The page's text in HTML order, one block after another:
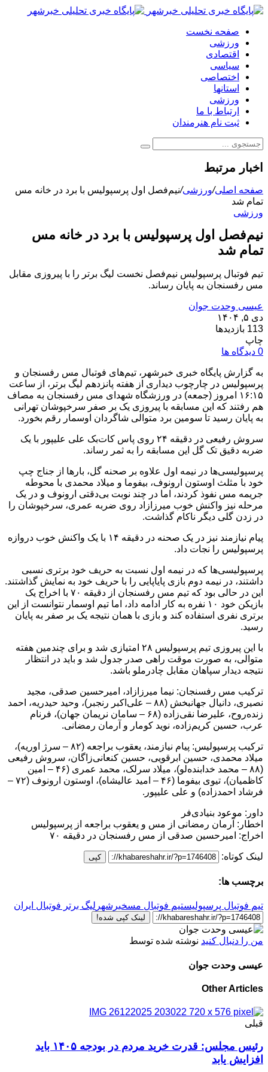
صفحه نخست
ورزشی
اقتصادی
سیاسی
اختصاصی
استانها
ورزشی
ارتباط با ما
ثبت نام هنرمندان
اخبار مرتبط
صفحه اصلی/ورزشی/نیم‌فصل اول پرسپولیس با برد در خانه مس
تمام شد
ورزشی
نیم‌فصل اول پرسپولیس با برد در خانه مس
تمام شد
تیم فوتبال پرسپولیس نیم‌فصل نخست لیگ برتر را با پیروزی مقابل
مس رفسنجان به پایان رساند.
عیسی وحدت جوان
دی ۵, ۱۴۰۴
113 بازدیدها
چاپ
0 دیدگاه ها
به گزارش پایگاه خبری خبرشهر، تیم‌های فوتبال مس رفسنجان و
پرسپولیس در چارچوب دیداری از هفته پانزدهم لیگ برتر، از ساعت
۱۶:۱۵ امروز (جمعه) در ورزشگاه شهدای مس رفسنجان به مصاف
هم رفتند که این مسابقه با پیروزی یک بر صفر سرخپوشان تهرانی
به پایان رسید تا سومین برد متوالی شاگردان اوسمار رقم بخورد.
سروش رفیعی در دقیقه ۲۴ روی پاس کات‌بک علی علیپور با یک
ضربه دقیق تک گل این مسابقه را به ثمر رساند.
پرسپولیسی‌ها در نیمه اول علاوه بر صحنه گل، بارها از جناج چپ
خود با مثلث اوستون ارونوف، بیفوما و میلاد محمدی با محوطه
جریمه مس نفوذ کردند، اما در چند نوبت بی‌دقتی ارونوف و در یک
مرحله نیز واکنش خوب میرزازاد روی ضربه عمری، سرخپوشان را
در زدن گلی دیگر ناکام گذاشت.
پیام نیازمند نیز در یک صحنه در دقیقه ۱۴ با یک واکنش خوب دروازه
پرسپولیس را نجات داد.
پرسپولیسی‌ها که در نیمه اول نسبت به حریف خود برتری نسبی
داشتند، در نیمه دوم بازی پایاپایی را با حریف خود به نمایش گذاشتند.
این در حالی بود که تیم مس رفسنجان از دقیقه ۷۰ با اخراج یک
بازیکن خود ۱۰ نفره به کار ادامه داد، اما تیم اوسمار نتوانست از این
برتری نفری استفاده کند و بازی با همان نتیجه یک بر صفر به پایان
رسید.
با این پیروزی تیم پرسپولیس ۲۸ امتیازی شد و برای چندمین هفته
متوالی، به صورت موقت راهی صدر جدول شد و باید در انتظار
نتیجه دیدار سپاهان مقابل چادرملو باشد.
ترکیب مس رفسنجان: نیما میرزازاد، امیرحسین صدقی، مجید
نصیری، دانیال جهانبخش (۸۸ – علی‌اکبر رنجبر)، وحید حیدریه، احمد
زنده‌روح، علیرضا نقی‌زاده (۶۸ – سامان نریمان جهان)، فرنام
عرب، حسین کریم‌زاده، نوید کومار و آرمان رمضانی.
ترکیب پرسپولیس: پیام نیازمند، یعقوب براجعه (۸۲ – سرژ اوریه)،
میلاد محمدی، حسین ابرقویی، حسین کنعانی‌زاگان، سروش رفیعی
(۸۸ – محمد خدابنده‌لو)، میلاد سرلک، محمد عمری (۴۶ – امین
کاظمیان)، تیوی بیفوما (۴۶ – امید عالیشاه)، اوستون ارونوف (۷۲ –
فرشاد احمدزاده) و علی علیپور.
داور: موعود بنیادی‌فر
اخطار: آرمان رمضانی از مس و یعقوب براجعه از پرسپولیس
اخراج: امیرحسین صدقی از مس رفسنجان در دقیقه ۷۰
لینک کوتاه: کپی
برچسب ها:
تیم فوتبال پرسپولیستیم فوتبال مسخبرشهر لیگ برتر فوتبال ایران
لینک کپی شده!
من را دنبال کنید نوشته شده توسط
عیسی وحدت جوان
Other Articles
قبلی
رئیس مجلس: قدرت خرید مردم در بودجه ۱۴۰۵ باید
افزایش یابد